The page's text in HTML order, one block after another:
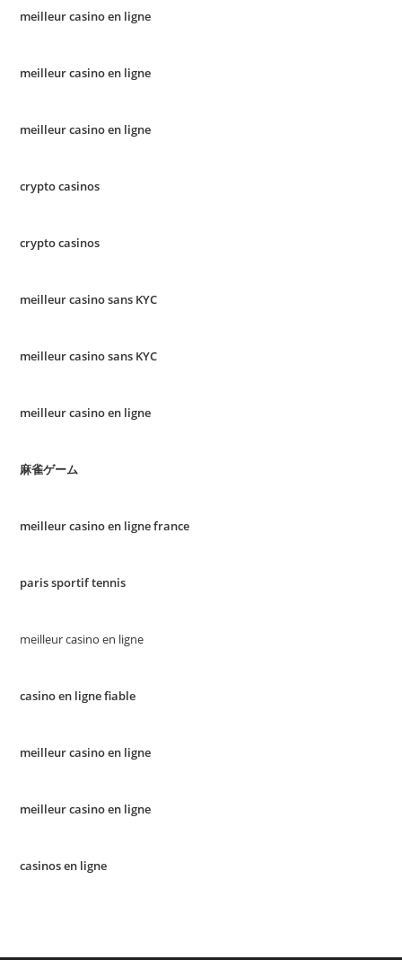
meilleur casino en ligne
meilleur casino en ligne
meilleur casino en ligne
crypto casinos
crypto casinos
meilleur casino sans KYC
meilleur casino sans KYC
meilleur casino en ligne
麻雀ゲーム
meilleur casino en ligne france
paris sportif tennis
meilleur casino en ligne
casino en ligne fiable
meilleur casino en ligne
meilleur casino en ligne
casinos en ligne